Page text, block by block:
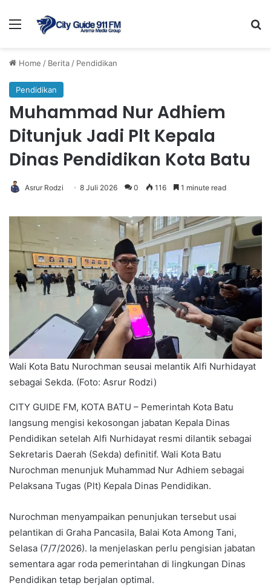
Menu
Home / Berita / Pendidikan
Pendidikan
Muhammad Nur Adhiem
Ditunjuk Jadi Plt Kepala
Dinas Pendidikan Kota Batu
Asrur Rodzi 8 Juli 2026 0 116 1 minute read
Wali Kota Batu Nurochman seusai melantik Alfi Nurhidayat
sebagai Sekda. (Foto: Asrur Rodzi)
CITY GUIDE FM, KOTA BATU – Pemerintah Kota Batu
langsung mengisi kekosongan jabatan Kepala Dinas
Pendidikan setelah Alfi Nurhidayat resmi dilantik sebagai
Sekretaris Daerah (Sekda) definitif. Wali Kota Batu
Nurochman menunjuk Muhammad Nur Adhiem sebagai
Pelaksana Tugas (Plt) Kepala Dinas Pendidikan.
Nurochman menyampaikan penunjukan tersebut usai
pelantikan di Graha Pancasila, Balai Kota Among Tani,
Selasa (7/7/2026). Ia menjelaskan perlu pengisian jabatan
sementara agar roda pemerintahan di lingkungan Dinas
Pendidikan tetap berjalan optimal.